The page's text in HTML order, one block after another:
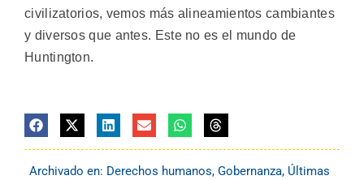
civilizatorios, vemos más alineamientos cambiantes
y diversos que antes. Este no es el mundo de
Huntington.
Archivado en: Derechos humanos, Gobernanza, Últimas